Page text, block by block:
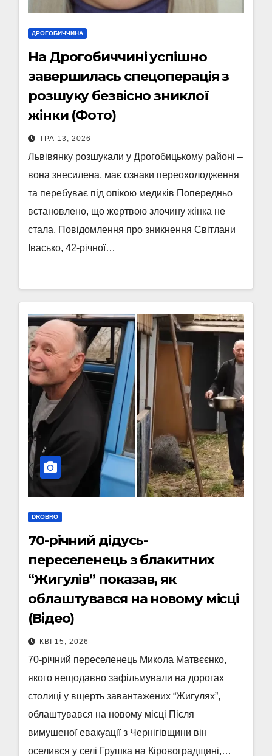
ДРОГОБИЧЧИНА
На Дрогобиччині успішно
завершилась спецоперація з
розшуку безвісно зниклої
жінки (Фото)
ТРА 13, 2026
Львівянку розшукали у Дрогобицькому районі –
вона знесилена, має ознаки переохолодження
та перебуває під опікою медиків Попередньо
встановлено, що жертвою злочину жінка не
стала. Повідомлення про зникнення Світлани
Івасько, 42-річної…
DROBRO
70-річний дідусь-
переселенець з блакитних
“Жигулів” показав, як
облаштувався на новому місці
(Відео)
КВІ 15, 2026
70-річний переселенець Микола Матвєєнко,
якого нещодавно зафільмували на дорогах
столиці у вщерть завантажених “Жигулях”,
облаштувався на новому місці Після
вимушеної евакуації з Чернігівщини він
оселився у селі Грушка на Кіровоградщині,…